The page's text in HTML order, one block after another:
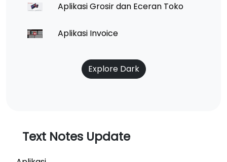
Aplikasi Grosir dan Eceran Toko
Aplikasi Invoice
Explore Dark
Text Notes Update